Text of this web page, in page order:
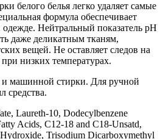
белого белья легко удаляет самые
формула обеспечивает
Нейтральный показатель рН
даже деликатным тканям,
вещей. Не оставляет следов на
низких температурах.
и машинной стирки. Для ручной
средства.
Laureth-10, Dodecylbenzene
Acids, C12-18 and C18-Unsatd,
Trisodium Dicarboxymethyl